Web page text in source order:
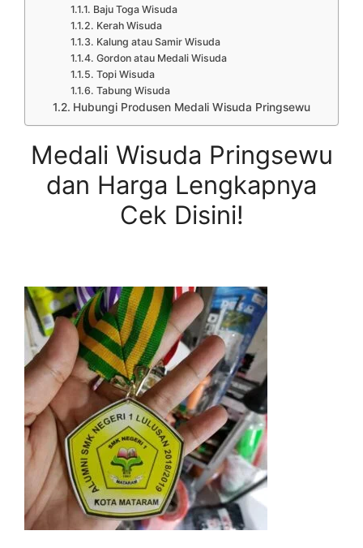
Baju Toga Wisuda
Kerah Wisuda
Kalung atau Samir Wisuda
Gordon atau Medali Wisuda
Topi Wisuda
Tabung Wisuda
Hubungi Produsen Medali Wisuda Pringsewu
Medali Wisuda Pringsewu
dan Harga Lengkapnya
Cek Disini!